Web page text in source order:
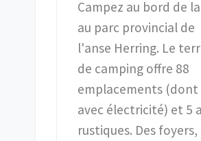
Campez au bord de
au parc provincial de
l'anse Herring. Le
de camping offre 88
emplacements (dont
avec électricité) et 5
rustiques. Des foyers,